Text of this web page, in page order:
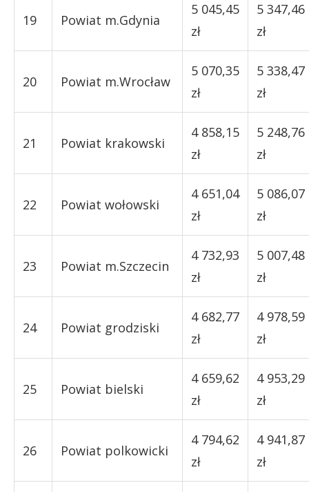
19 Powiat m.Gdynia
5 045,45
zł
5 347,46
zł
20 Powiat m.Wrocław
5 070,35
zł
5 338,47
zł
21 Powiat krakowski
4 858,15
zł
5 248,76
zł
22 Powiat wołowski
4 651,04
zł
5 086,07
zł
23 Powiat m.Szczecin
4 732,93
zł
5 007,48
zł
24 Powiat grodziski
4 682,77
zł
4 978,59
zł
25 Powiat bielski
4 659,62
zł
4 953,29
zł
26 Powiat polkowicki
4 794,62
zł
4 941,87
zł